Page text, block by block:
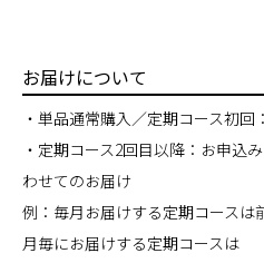
お届けについて
・単品通常購入／定期コース初回
・定期コース2回目以降：お申込
わせてのお届け
例：毎月お届けする定期コースは
月毎にお届けする定期コースは